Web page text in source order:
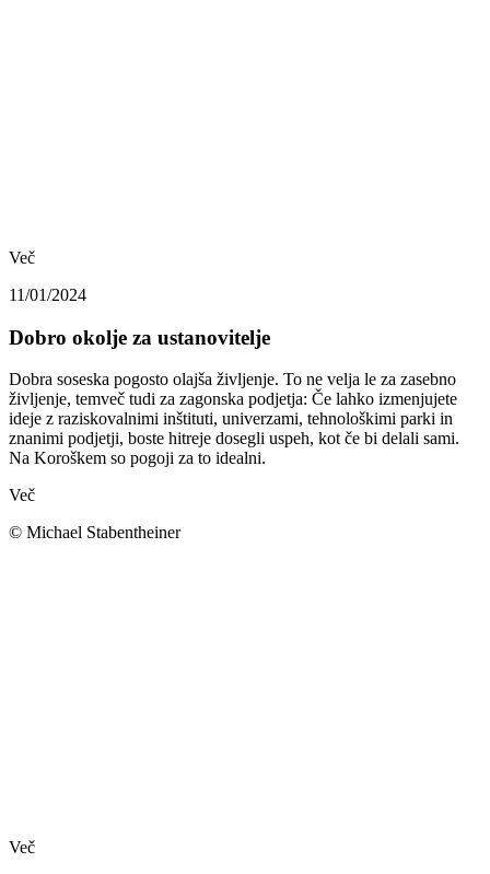
Več
11/01/2024
Dobro okolje za ustanovitelje
Dobra soseska pogosto olajša življenje. To ne velja le za zasebno
življenje, temveč tudi za zagonska podjetja: Če lahko izmenjujete
ideje z raziskovalnimi inštituti, univerzami, tehnološkimi parki in
znanimi podjetji, boste hitreje dosegli uspeh, kot če bi delali sami.
Na Koroškem so pogoji za to idealni.
Več
© Michael Stabentheiner
Več